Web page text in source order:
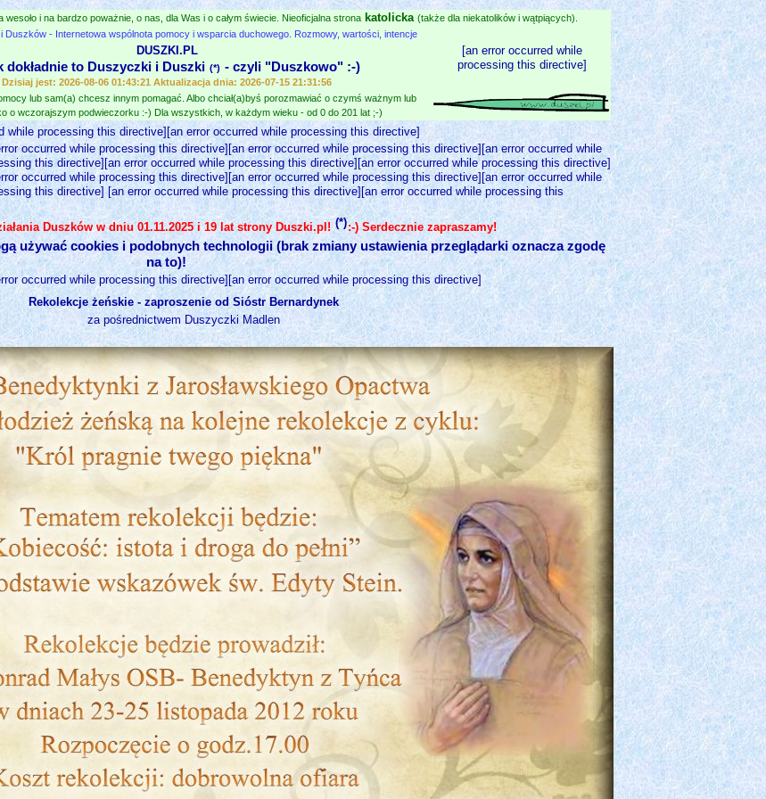
i na bardzo poważnie, o nas, dla Was i o całym świecie. Nieoficjalna strona katolicka (także dla niekatolików i wątpiących).
Duszków - Internetowa wspólnota pomocy i wsparcia duchowego. Rozmowy, wartości, intencje
DUSZKI.PL
dokładnie to Duszyczki i Duszki (*) - czyli "Duszkowo" :-)
Dzisiaj jest: 2026-08-06 01:43:21 Aktualizacja dnia: 2026-07-15 21:31:56
[an error occurred while
processing this directive]
lub sam(a) chcesz innym pomagać. Albo chciał(a)byś porozmawiać o czymś ważnym lub
o wczorajszym podwieczorku :-) Dla wszystkich, w każdym wieku - od 0 do 201 lat ;-)
while processing this directive][an error occurred while processing this directive]
occurred while processing this directive][an error occurred while processing this directive][an error occurred while
this directive][an error occurred while processing this directive][an error occurred while processing this directive]
occurred while processing this directive][an error occurred while processing this directive][an error occurred while
this directive] [an error occurred while processing this directive][an error occurred while processing this
Duszków w dniu 01.11.2025 i 19 lat strony Duszki.pl! (*):-) Serdecznie zapraszamy!
używać cookies i podobnych technologii (brak zmiany ustawienia przeglądarki oznacza zgodę
na to)!
occurred while processing this directive][an error occurred while processing this directive]
Rekolekcje żeńskie - zaproszenie od Sióstr Bernardynek
za pośrednictwem Duszyczki Madlen